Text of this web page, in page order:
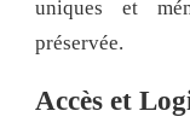
uniques et
préservée.
Accès et